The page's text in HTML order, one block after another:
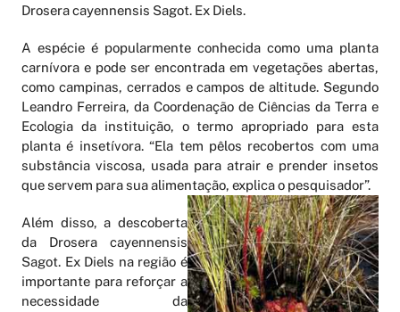
Drosera cayennensis Sagot. Ex Diels.
A espécie é popularmente conhecida como uma planta
carnívora e pode ser encontrada em vegetações abertas,
como campinas, cerrados e campos de altitude. Segundo
Leandro Ferreira, da Coordenação de Ciências da Terra e
Ecologia da instituição, o termo apropriado para esta
planta é insetívora. “Ela tem pêlos recobertos com uma
substância viscosa, usada para atrair e prender insetos
que servem para sua alimentação, explica o pesquisador”.
Além disso, a descoberta
da Drosera cayennensis
Sagot. Ex Diels na região é
importante para reforçar a
necessidade da